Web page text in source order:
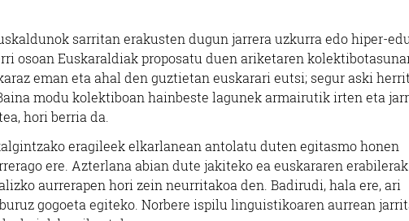
sarritan erakusten dugun jarrera uzkurra edo hiper-
osoan Euskaraldiak proposatu duen ariketaren
eman eta ahal den guztietan euskarari eutsi; segur aski
modu kolektiboan hainbeste lagunek armairutik irten eta
hori berria da.
eragileek elkarlanean antolatu duten egitasmo honen
ere. Azterlana abian dute jakiteko ea euskararen erabilerak
aurrerapen hori zein neurritakoa den. Badirudi, hala ere, ari
gogoeta egiteko. Norbere ispilu linguistikoaren aurrean